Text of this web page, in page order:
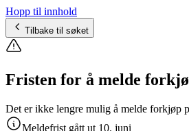
Hopp til innhold
Tilbake til søket
Fristen for å melde
Det er ikke lengre mulig å melde forkjøp
Meldefrist gått ut 10. juni